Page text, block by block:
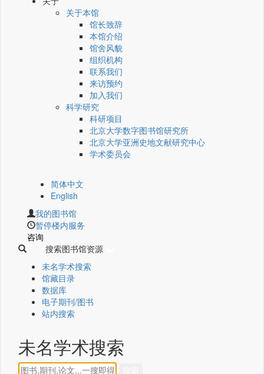
关于本馆
馆长致辞
本馆介绍
馆舍风貌
组织机构
联系我们
来访预约
加入我们
科学研究
科研项目
北京大学数字图书馆研究所
北京大学亚洲史地文献研究中心
学术委员会
简体中文
English
我的图书馆
暂停楼内服务
咨询
搜索图书馆资源
未名学术搜索
馆藏目录
数据库
电子期刊/图书
站内搜索
未名学术搜索